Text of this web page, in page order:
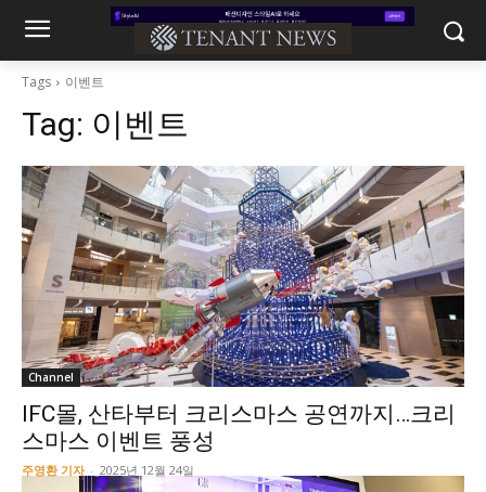
Tags 이벤트
Tag: 이벤트
Channel
IFC몰, 산타부터 크리스마스 공연까지…크리
스마스 이벤트 풍성
주영환 기자 - 2025년 12월 24일